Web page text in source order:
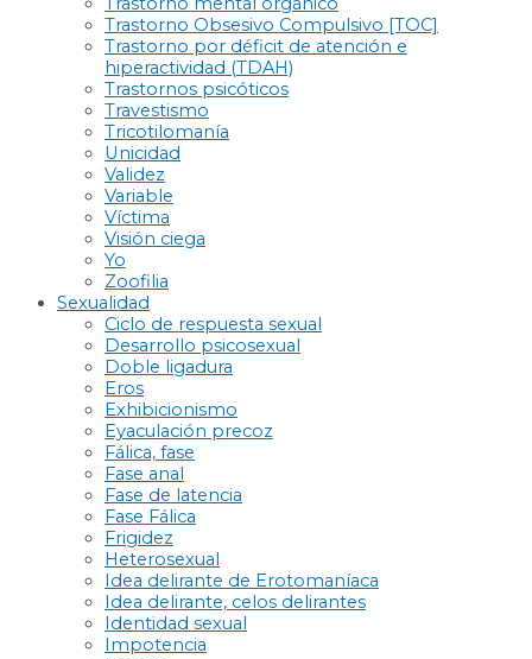
Trastorno Obsesivo Compulsivo [TOC]
Trastorno por déficit de atención e
hiperactividad (TDAH)
Trastornos psicóticos
Travestismo
Tricotilomanía
Unicidad
Validez
Variable
Víctima
Visión ciega
Yo
Zoofilia
Sexualidad
Ciclo de respuesta sexual
Desarrollo psicosexual
Doble ligadura
Eros
Exhibicionismo
Eyaculación precoz
Fálica, fase
Fase anal
Fase de latencia
Fase Fálica
Frigidez
Heterosexual
Idea delirante de Erotomaníaca
Idea delirante, celos delirantes
Identidad sexual
Impotencia